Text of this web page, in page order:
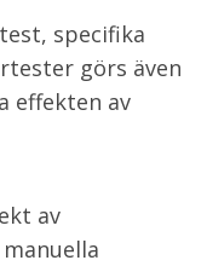
specifika
görs även
effekten av
av